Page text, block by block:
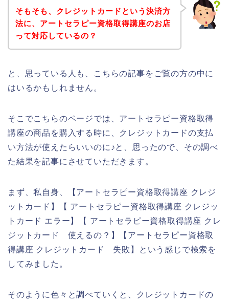
そもそも、クレジットカードという決済方
法に、アートセラピー資格取得講座のお店
って対応しているの？
と、思っている人も、こちらの記事をご覧の方の中に
はいるかもしれません。
そこでこちらのページでは、アートセラピー資格取得
講座の商品を購入する時に、クレジットカードの支払
い方法が使えたらいいのに♪と、思ったので、その調べ
た結果を記事にさせていただきます。
まず、私自身、【アートセラピー資格取得講座 クレジ
ットカード】【 アートセラピー資格取得講座 クレジッ
トカード エラー】【 アートセラピー資格取得講座 クレ
ジットカード 使えるの？】【アートセラピー資格取
得講座 クレジットカード 失敗】という感じで検索を
してみました。
そのように色々と調べていくと、クレジットカードの